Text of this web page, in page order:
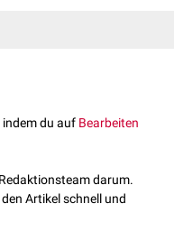
stabil bleiben und danach
Stents sind
indem du auf Bearbeiten
darum.
Artikel schnell und